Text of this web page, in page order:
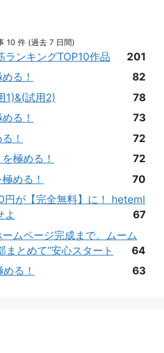
10 件 (過去 7 日間)
ランキングTOP10作品
201
る！
82
1)&(試用2)
78
る！
73
！
72
極める！
72
める！
70
円が【完全無料】に！ heteml
よ
67
ムページ完成まで。ムーム
まとめて”安心スタート
64
る！
63